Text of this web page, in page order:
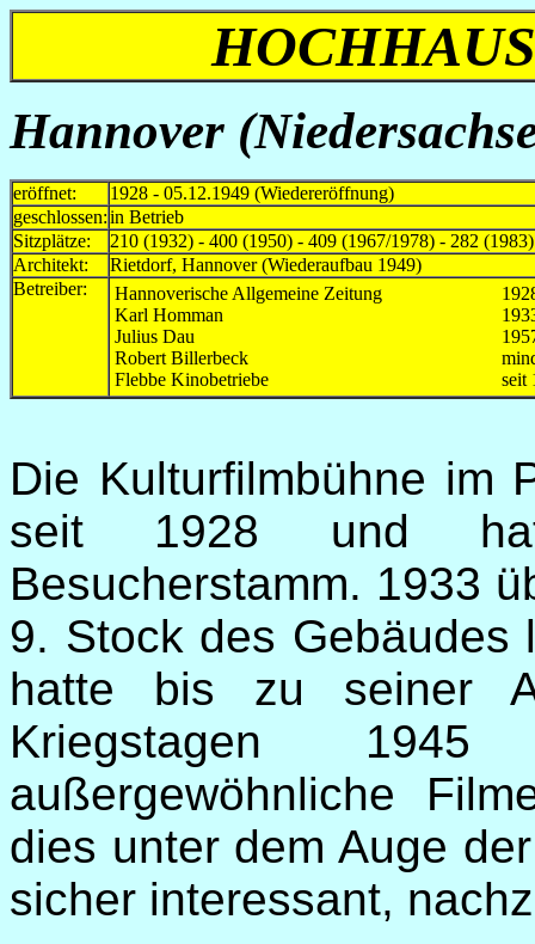
Hannover
eröffnet:
1928 - 05.12.1949 (Wiedereröffnung)
geschlossen:in Betrieb
Sitzplätze:
210 (1932) - 400 (1950) - 409 (1967/1978) - 282 (1983)
Architekt:
Rietdorf, Hannover (Wiederaufbau 1949)
Betreiber:
Hannoverische Allgemeine Zeitung
Karl Homman
Julius Dau
Robert Billerbeck
Flebbe Kinobetriebe
seit
Die Kulturfilmbühne im
seit 1928 und
Besucherstamm. 1933
9. Stock des Gebäudes
hatte bis zu seiner
Kriegstagen
außergewöhnliche
dies unter dem Auge
sicher interessant,